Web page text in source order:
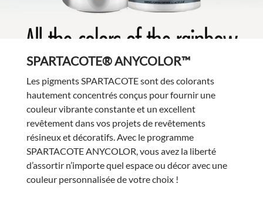
SPARTACOTE® ANYCOLOR™
Les pigments SPARTACOTE sont des colorants
hautement concentrés conçus pour fournir une
couleur vibrante constante et un excellent
revêtement dans vos projets de revêtements
résineux et décoratifs. Avec le programme
SPARTACOTE ANYCOLOR, vous avez la liberté
d’assortir n’importe quel espace ou décor avec une
couleur personnalisée de votre choix !